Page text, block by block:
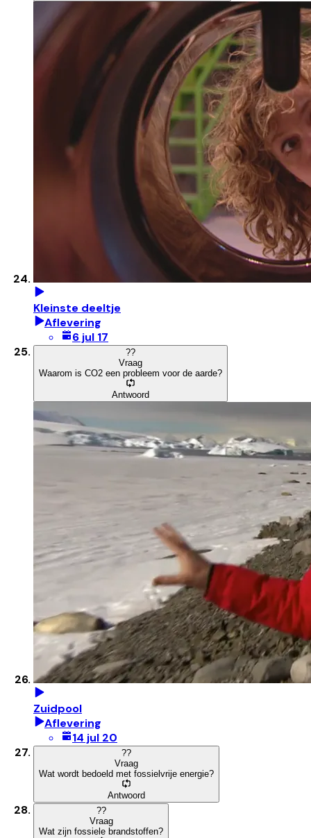
Kleinste deeltje
Aflevering
6 jul 17
??
Vraag
Waarom is CO2 een probleem voor de aarde?
Antwoord
Zuidpool
Aflevering
14 jul 20
??
Vraag
Wat wordt bedoeld met fossielvrije energie?
Antwoord
??
Vraag
Wat zijn fossiele brandstoffen?